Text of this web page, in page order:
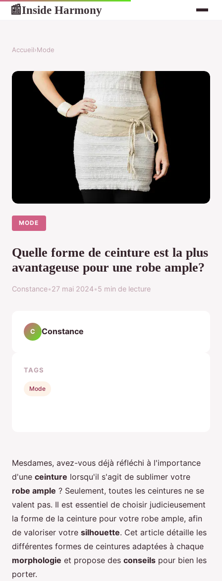
📰Inside Harmony
Accueil›Mode
MODE
Quelle forme de ceinture est la plus
avantageuse pour une robe ample?
Constance•27 mai 2024•5 min de lecture
Mesdames, avez-vous déjà réfléchi à l'importance
d'une ceinture lorsqu'il s'agit de sublimer votre
robe ample ? Seulement, toutes les ceintures ne se
valent pas. Il est essentiel de choisir judicieusement
la forme de la ceinture pour votre robe ample, afin
de valoriser votre silhouette. Cet article détaille les
différentes formes de ceintures adaptées à chaque
morphologie et propose des conseils pour bien les
porter.
C Constance
TAGS
Mode